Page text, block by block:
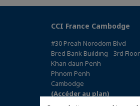
CCI France Cambodge
#30 Preah Norodom Blvd
Bred Bank Building - 3rd Floor
Khan daun Penh
Phnom Penh
Cambodge
(Accéder au plan)